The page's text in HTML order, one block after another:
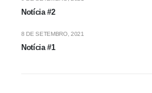
Notícia #2
Notícia #1
8 DE SETEMBRO, 2021